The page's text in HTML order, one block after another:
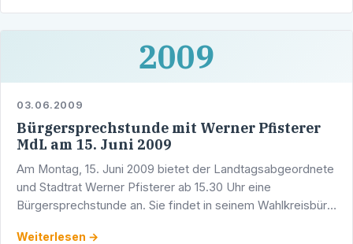
2009
03.06.2009
Bürgersprechstunde mit Werner Pfisterer
MdL am 15. Juni 2009
Am Montag, 15. Juni 2009 bietet der Landtagsabgeordnete
und Stadtrat Werner Pfisterer ab 15.30 Uhr eine
Bürgersprechstunde an. Sie findet in seinem Wahlkreisbüro
Weiterlesen →